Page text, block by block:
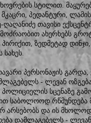
სტილით.
პედანტური,
ღაღანიძე თავისი
მოძრაობით ახერხებს
პირიქით, ზედმეტად
სახეს.
პერსონაჟის
- ლევან
სცენაზე
საბოლოოდ
არსებობს და ის
დამლაგებელს -